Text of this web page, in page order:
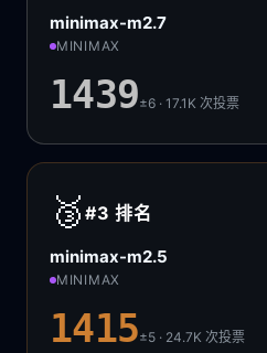
minimax-m2.7
MINIMAX
1439±6 · 17.1K次投票
🥉 #3排名
minimax-m2.5
MINIMAX
1415±5 · 24.7K次投票